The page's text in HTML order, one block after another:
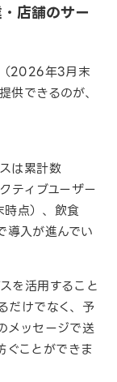
店舗のサー
2026年3月末
できるのが、
は累計数
ティブユーザー
時点）、飲食
導入が進んでい
を活用すること
だけでなく、予
メッセージで送
ぐことができま